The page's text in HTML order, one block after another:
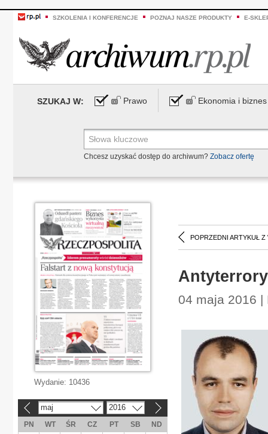
SZKOLENIA I KONFERENCJE POZNAJ NASZE PRODUKTY E-
SZUKAJ W: Prawo Ekonomia i biznes
Chcesz uzyskać dostęp do archiwum? Zobacz ofertę
POPRZEDNI ARTYKUŁ Z
04 maja 2016
Wydanie: 10436
maj 2016
PN WT ŚR CZ PT SB
ND